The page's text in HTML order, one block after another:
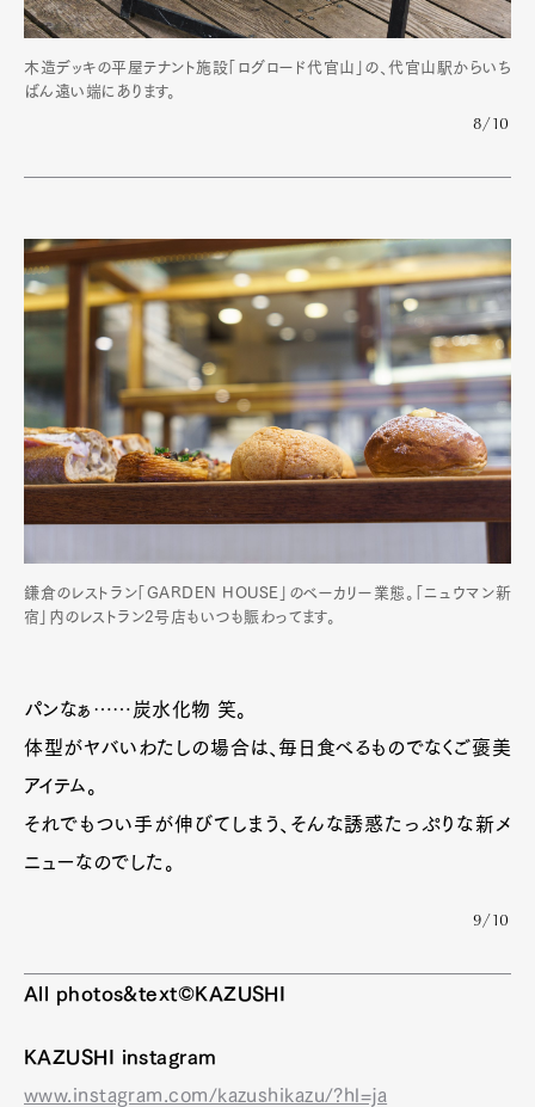
木造デッキの平屋テナント施設「ログロード代官山」の、代官山駅からいち
ばん遠い端にあります。
8/10
鎌倉のレストラン「GARDEN HOUSE」のベーカリー業態。「ニュウマン新
宿」内のレストラン2号店もいつも賑わってます。
パンなぁ……炭水化物 笑。
体型がヤバいわたしの場合は、毎日食べるものでなくご褒美
アイテム。
それでもつい手が伸びてしまう、そんな誘惑たっぷりな新メ
ニューなのでした。
9/10
All photos&text©KAZUSHI
KAZUSHI instagram
www.instagram.com/kazushikazu/?hl=ja